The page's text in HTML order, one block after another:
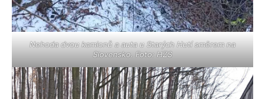
Nehoda dvou kamionů a auta u Starých Hutí směrem na
Slovensko. Foto: HZS